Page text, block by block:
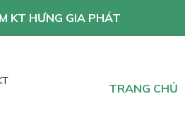
KT HƯNG GIA PHÁT
TRANG CHỦ